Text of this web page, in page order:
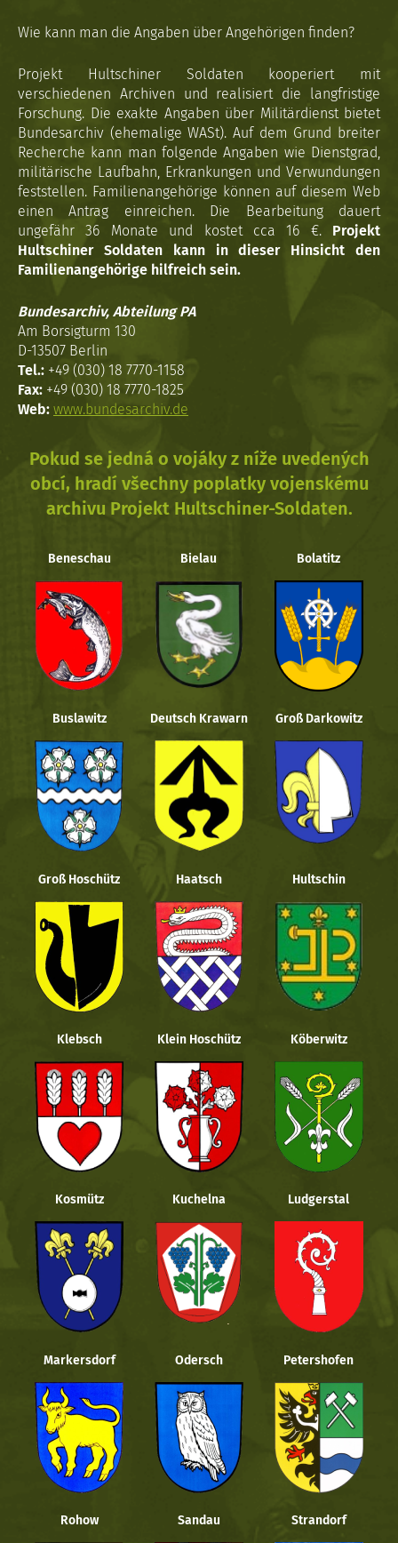
Wie kann man die Angaben über Angehörigen finden?
Projekt Hultschiner Soldaten kooperiert mit
verschiedenen Archiven und realisiert die langfristige
Forschung. Die exakte Angaben über Militärdienst bietet
Bundesarchiv (ehemalige WASt). Auf dem Grund breiter
Recherche kann man folgende Angaben wie Dienstgrad,
militärische Laufbahn, Erkrankungen und Verwundungen
feststellen. Familienangehörige können auf diesem Web
einen Antrag einreichen. Die Bearbeitung dauert
ungefähr 36 Monate und kostet cca 16 €. Projekt
Hultschiner Soldaten kann in dieser Hinsicht den
Familienangehörige hilfreich sein.
Bundesarchiv, Abteilung PA
Am Borsigturm 130
D-13507 Berlin
Tel.: +49 (030) 18 7770-1158
Fax: +49 (030) 18 7770-1825
Web: www.bundesarchiv.de
Pokud se jedná o vojáky z níže uvedených
obcí, hradí všechny poplatky vojenskému
archivu Projekt Hultschiner-Soldaten.
Beneschau Bielau Bolatitz
Buslawitz Deutsch Krawarn Groß Darkowitz
Groß Hoschütz Haatsch Hultschin
Klebsch Klein Hoschütz Köberwitz
Kosmütz Kuchelna Ludgerstal
Markersdorf Odersch Petershofen
Rohow Sandau Strandorf